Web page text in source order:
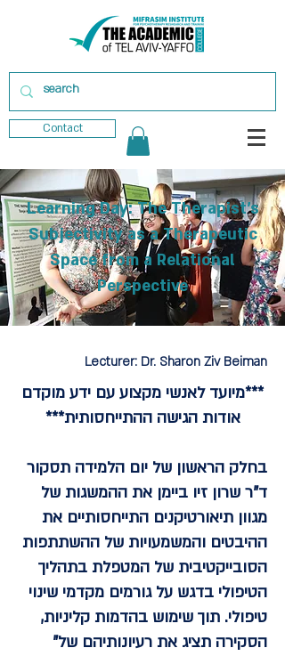
Contact
Learning Day: The Therapist's
Subjectivity as a Therapeutic
Space from a Relational
Perspective
Lecturer: Dr. Sharon Ziv Beiman
***מיועד לאנשי מקצוע עם ידע מוקדם
אודות הגישה ההתייחסותית***
בחלק הראשון של יום הלמידה תסקור
ד"ר שרון זיו ביימן את ההמשגות של
מגוון תיאורטיקנים התייחסותיים את
ההיבטים והמשמעויות של ההשתתפות
הסובייקטיבית של המטפלת בתהליך
הטיפולי בדגש על גורמים מקדמי שינוי
טיפולי. תוך שימוש בהדמות קליניות,
הסקירה תציג את רעיונותיהם של"